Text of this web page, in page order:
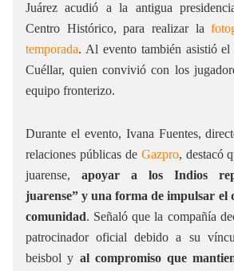
Juárez acudió a la antigua
Centro Histórico, para realizar la
temporada. Al evento también asistió el
Cuéllar, quien convivió con los
equipo fronterizo.
Durante el evento, Ivana Fuentes,
relaciones públicas de Gazpro, destacó
juarense, apoyar a los Indios
juarense” y una forma de impulsar el
comunidad. Señaló que la compañía
patrocinador oficial debido a su
beisbol y al compromiso que